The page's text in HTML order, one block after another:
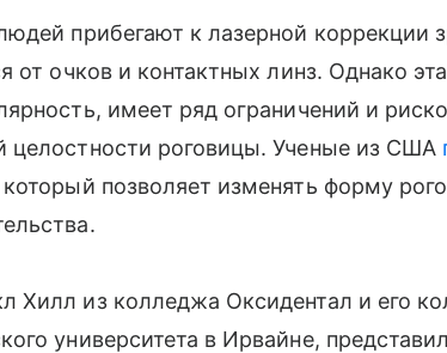
прибегают к лазерной коррекции
от очков и контактных линз. Однако
имеет ряд ограничений и
целостности роговицы. Ученые из США
позволяет изменять форму
Хилл из колледжа Оксидентал и его
университета в Ирвайне,